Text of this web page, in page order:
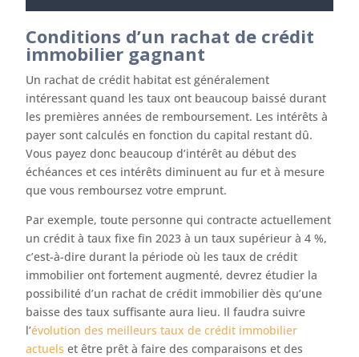
Conditions d’un rachat de crédit
immobilier gagnant
Un rachat de crédit habitat est généralement
intéressant quand les taux ont beaucoup baissé durant
les premières années de remboursement. Les intérêts à
payer sont calculés en fonction du capital restant dû.
Vous payez donc beaucoup d’intérêt au début des
échéances et ces intérêts diminuent au fur et à mesure
que vous remboursez votre emprunt.
Par exemple, toute personne qui contracte actuellement
un crédit à taux fixe fin 2023 à un taux supérieur à 4 %,
c’est-à-dire durant la période où les taux de crédit
immobilier ont fortement augmenté, devrez étudier la
possibilité d’un rachat de crédit immobilier dès qu’une
baisse des taux suffisante aura lieu. Il faudra suivre
l’évolution des meilleurs taux de crédit immobilier
actuels et être prêt à faire des comparaisons et des